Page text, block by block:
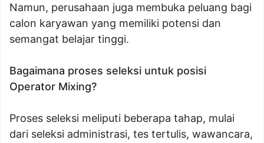
Namun, perusahaan juga membuka peluang bagi
calon karyawan yang memiliki potensi dan
semangat belajar tinggi.
Bagaimana proses seleksi untuk posisi
Operator Mixing?
Proses seleksi meliputi beberapa tahap, mulai
dari seleksi administrasi, tes tertulis, wawancara,